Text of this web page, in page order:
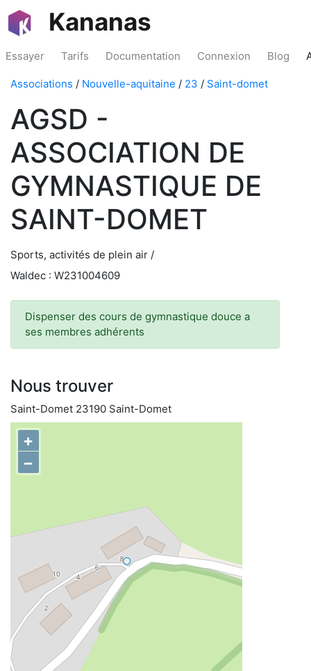
Kananas
Essayer Tarifs Documentation Connexion Blog
Associations / Nouvelle-aquitaine / 23 / Saint-domet
AGSD -
ASSOCIATION DE
GYMNASTIQUE DE
SAINT-DOMET
Sports, activités de plein air /
Waldec : W231004609
Dispenser des cours de gymnastique douce a
ses membres adhérents
Nous trouver
Saint-Domet 23190 Saint-Domet
+
−